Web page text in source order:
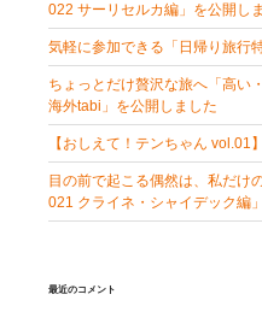
022 サーリセルカ編」を公開し
気軽に参加できる「日帰り旅行
ちょっとだけ贅沢な旅へ「高い
海外tabi」を公開しました
【おしえて！テンちゃん vol.01
目の前で起こる偶然は、私だけ
021 クライネ・シャイデック編
最近のコメント